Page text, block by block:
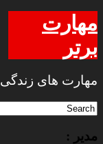
مهارت
برتر
مهارت های زندگی
مدیر :